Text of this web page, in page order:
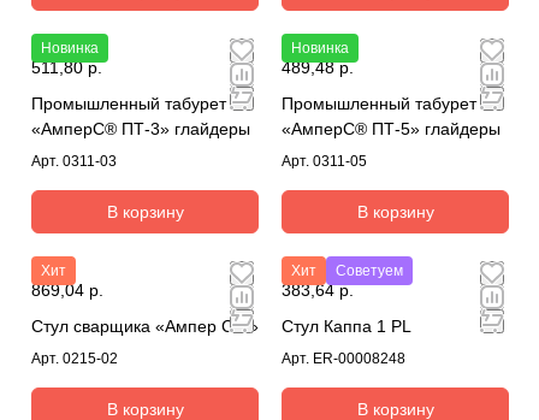
Новинка
511,80 р.
Промышленный табурет
«АмперС® ПТ-3» глайдеры
Арт. 0311-03
В корзину
Новинка
489,48 р.
Промышленный табурет
«АмперС® ПТ-5» глайдеры
Арт. 0311-05
В корзину
Хит
869,04 р.
Стул сварщика «Ампер С-2»
Арт. 0215-02
В корзину
Хит Советуем
383,64 р.
Стул Каппа 1 PL
Арт. ER-00008248
В корзину